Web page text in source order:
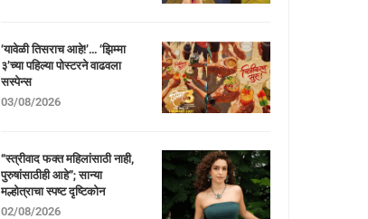
‘यावेळी तिसराच आहे!’… ‘झिम्मा
३’च्या पहिल्या पोस्टरने वाढवला
सस्पेन्स
03/08/2026
“स्त्रीवाद फक्त महिलांसाठी नाही,
पुरुषांसाठीही आहे”; सान्या
मल्होत्राचा स्पष्ट दृष्टिकोन
02/08/2026